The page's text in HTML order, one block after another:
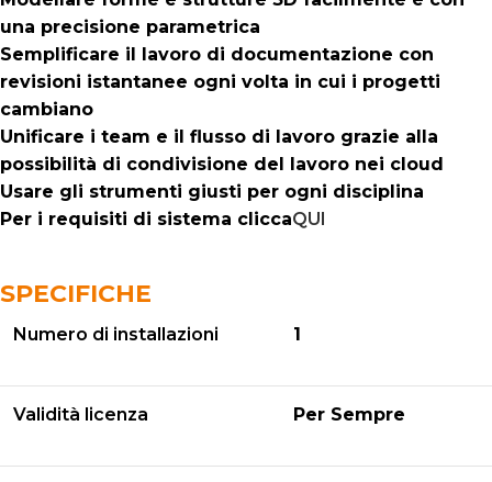
una precisione parametrica
Semplificare il lavoro di documentazione con
revisioni istantanee ogni volta in cui i progetti
cambiano
Unificare i team e il flusso di lavoro grazie alla
possibilità di condivisione del lavoro nei cloud
Usare gli strumenti giusti per ogni disciplina
Per i requisiti di sistema cliccaQUI
SPECIFICHE
Numero di installazioni 1
Validità licenza Per Sempre